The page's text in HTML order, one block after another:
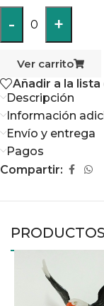
- 0 +
Ver carrito
Añadir a la
Descripción
Información
Envío y entrega
Pagos
Compartir: